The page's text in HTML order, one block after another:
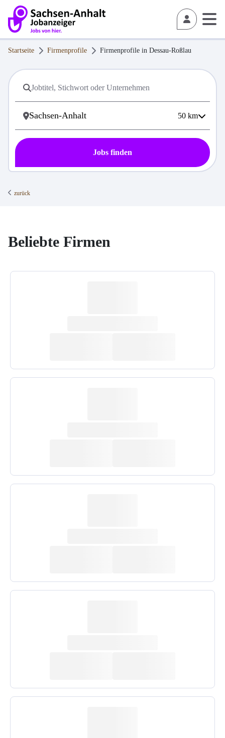
Startseite Firmenprofile Firmenprofile in Dessau-Roßlau
50 km
Jobs finden
zurück
Beliebte Firmen